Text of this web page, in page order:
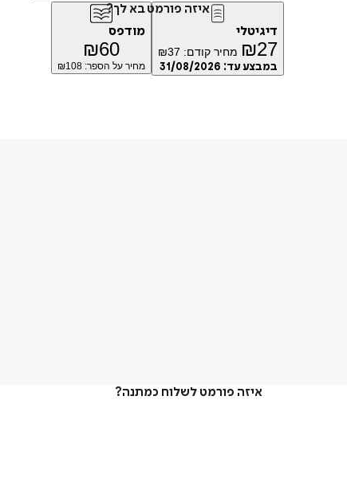
איזה פורמט בא לך?
דיגיטלי
₪27 מחיר קודם: ₪37
במבצע עד: 31/08/2026
מודפס
₪60
מחיר על הספר: ₪108
איזה פורמט לשלוח כמתנה?